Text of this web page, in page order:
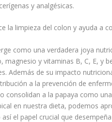
y analgésicas.
la limpieza del colon y ayuda a
como una verdadera joya
magnesio y vitaminas B, C, E,
Además de su impacto
a la prevención de
consolidan a la papaya como
en nuestra dieta, podemos
el papel crucial que